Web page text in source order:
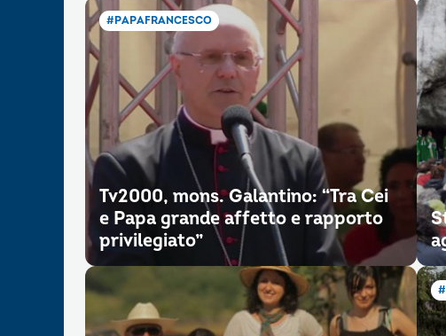
#PAPAFRANCESCO
Tv2000, mons. Galantino: “Tra Cei
e Papa grande affetto e rapporto
privilegiato”